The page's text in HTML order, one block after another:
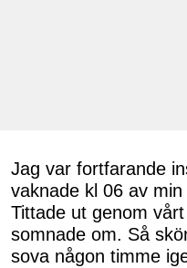
Jag var fortfarande
vaknade kl 06 av
Tittade ut genom
somnade om. Så
sova någon timme